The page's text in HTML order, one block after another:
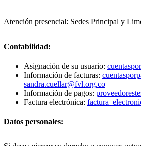
Atención presencial: Sedes Principal y
Contabilidad:
Asignación de su usuario:
Información de facturas:
sandra.cuellar@fvl.org.co
Información de pagos:
Factura electrónica:
Datos personales: